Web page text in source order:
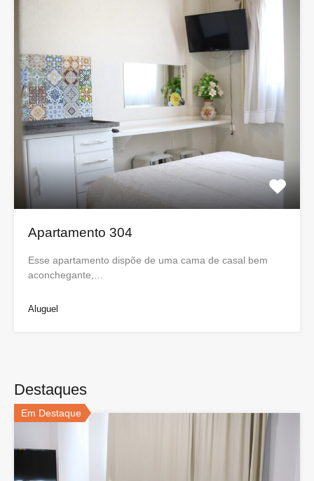
Apartamento 304
Esse apartamento dispõe de uma cama de casal bem
aconchegante,…
Aluguel
Destaques
Em Destaque